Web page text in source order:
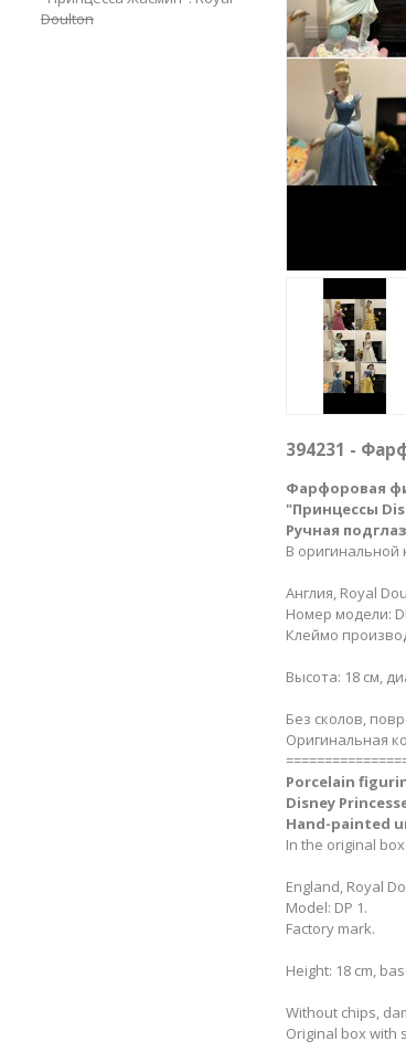
Doulton
394231 -
Фарфоровая
"Принцессы
Ручная
В оригинальной
Англия, Royal
Номер модели:
Клеймо
Высота: 18 см,
Без сколов,
Оригинальная
Porcelain
Disney
Hand-painted
In the original
England, Royal
Model: DP 1.
Factory mark.
Height: 18 cm,
Without chips,
Original box with